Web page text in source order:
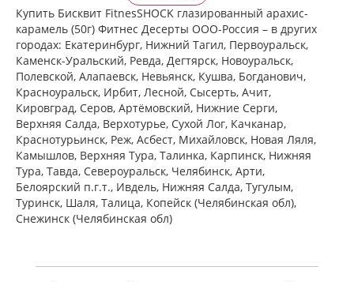
Купить Бисквит FitnesSHOCK глазированный арахис-
карамель (50г) Фитнес Десерты ООО-Россия – в других
городах: Екатеринбург, Нижний Тагил, Первоуральск,
Каменск-Уральский, Ревда, Дегтярск, Новоуральск,
Полевской, Алапаевск, Невьянск, Кушва, Богданович,
Красноуральск, Ирбит, Лесной, Сысерть, Ачит,
Кировград, Серов, Артёмовский, Нижние Cерги,
Верхняя Салда, Верхотурье, Сухой Лог, Качканар,
Краснотурьинск, Реж, Асбест, Михайловск, Новая Ляля,
Камышлов, Верхняя Тура, Талинка, Карпинск, Нижняя
Тура, Тавда, Североуральск, Челябинск, Арти,
Белоярский п.г.т., Ивдель, Нижняя Салда, Тугулым,
Туринск, Шаля, Талица, Копейск (Челябинская обл),
Снежинск (Челябинская обл)